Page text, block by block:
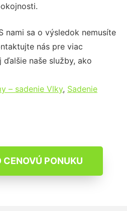
nami sa o výsledok nemusíte
nás pre viac
naše služby, ako
– sadenie Vlky, Sadenie
CENOVÚ PONUKU